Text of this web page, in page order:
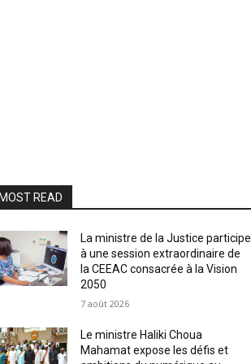
READ
La ministre de la Justice participe
à une session extraordinaire de
la CEEAC consacrée à la Vision
2050
7 août 2026
Le ministre Haliki Choua
Mahamat expose les défis et